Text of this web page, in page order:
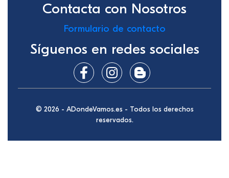
Contacta con Nosotros
Formulario de contacto
Síguenos en redes sociales
© 2026 - ADondeVamos.es - Todos los derechos
reservados.